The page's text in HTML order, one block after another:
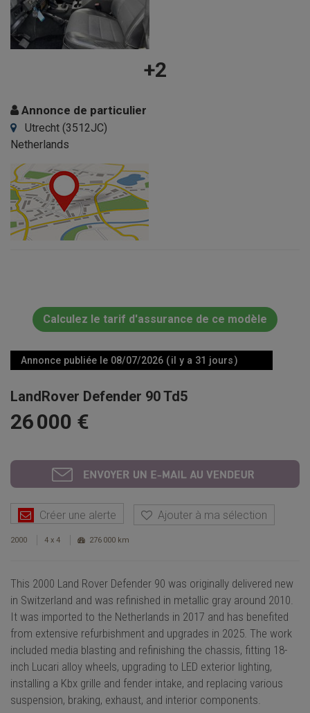
+2
Annonce de particulier
Utrecht (3512JC)
Netherlands
Calculez le tarif d'assurance de ce modèle
Annonce publiée le 08/07/2026 ( il y a 31 jours )
LandRover Defender 90 Td5
26 000 €
Créer une alerte Ajouter à ma sélection
2000 4 x 4 276 000 km
This 2000 Land Rover Defender 90 was originally delivered new
in Switzerland and was refinished in metallic gray around 2010.
It was imported to the Netherlands in 2017 and has benefited
from extensive refurbishment and upgrades in 2025. The work
included media blasting and refinishing the chassis, fitting 18-
inch Lucari alloy wheels, upgrading to LED exterior lighting,
installing a Kbx grille and fender intake, and replacing various
suspension, braking, exhaust, and interior components.